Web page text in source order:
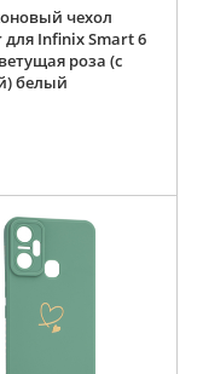
чехол
для Infinix Smart 6
роза (с
белый